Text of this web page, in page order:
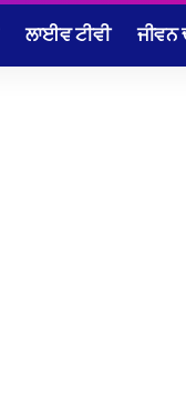
ਲਾਈਵ ਟੀਵੀ ਜੀਵਨ